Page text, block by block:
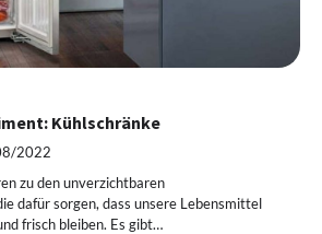
Kühlschränke
2022
zu den unverzichtbaren
dafür sorgen, dass unsere Lebensmittel
frisch bleiben. Es gibt…